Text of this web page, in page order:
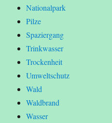
Nationalpark
Pilze
Spaziergang
Trinkwasser
Trockenheit
Umweltschutz
Wald
Waldbrand
Wasser